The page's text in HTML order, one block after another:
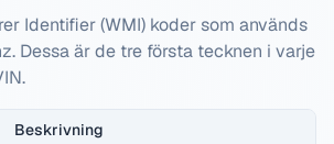
Identifier (WMI) koder som används
Dessa är de tre första tecknen i varje
Beskrivning